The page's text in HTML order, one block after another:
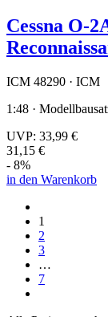
Cessna O-
ICM 48290 · ICM
1:48 ·
UVP: 33,99 €
31,15 €
- 8%
in den Warenkorb
1
2
3
…
7